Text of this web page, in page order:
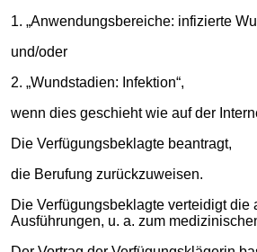
1. „Anwendungsbereiche: infizierte
und/oder
2. „Wundstadien: Infektion“,
wenn dies geschieht wie auf der
Die Verfügungsbeklagte beantragt,
die Berufung zurückzuweisen.
Die Verfügungsbeklagte verteidigt
Ausführungen, u. a. zum